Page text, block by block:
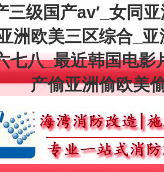
三级国产av′_女同
洲欧美三区综合_
七八_最近韩国电影
产偷亚洲偷欧美